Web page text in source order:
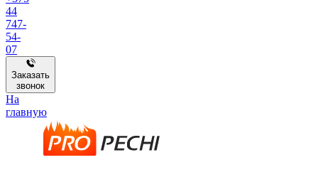
44
747-
54-
07
Заказать
звонок
На
главную